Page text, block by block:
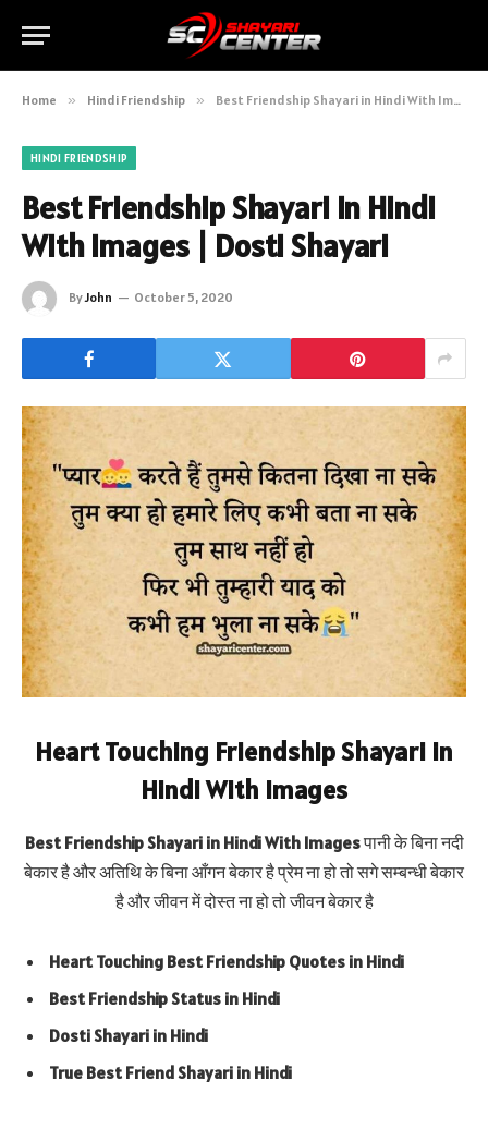
Home » Hindi Friendship » Best Friendship Shayari in Hindi With Images | Dosti Shayari
HINDI FRIENDSHIP
Best Friendship Shayari in Hindi
With Images | Dosti Shayari
ByJohn October 5, 2020
Heart Touching Friendship Shayari in
Hindi With Images
Best Friendship Shayari in Hindi With Imagesपानी के बिना नदी
बेकार है और अतिथि के बिना आँगन बेकार है प्रेम ना हो तो सगे सम्बन्धी बेकार
है और जीवन में दोस्त ना हो तो जीवन बेकार है
Heart Touching Best Friendship Quotes in Hindi
Best Friendship Status in Hindi
Dosti Shayari in Hindi
True Best Friend Shayari in Hindi